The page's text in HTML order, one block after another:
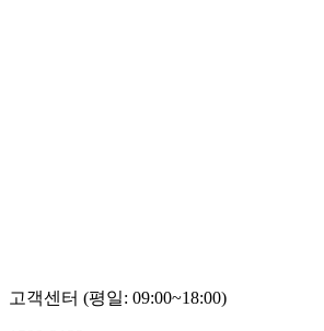
고객센터 (평일: 09:00~18:00)